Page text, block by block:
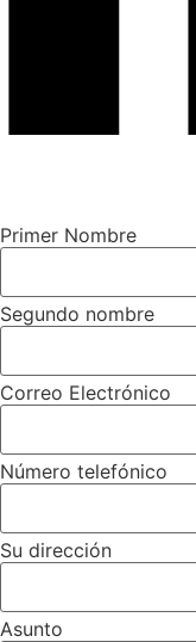
Primer Nombre
Segundo nombre
Correo Electrónico
Número telefónico
Su dirección
Asunto